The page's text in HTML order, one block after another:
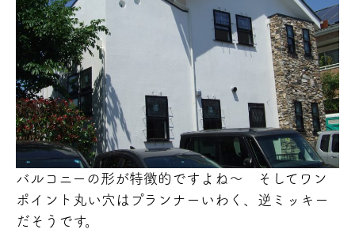
バルコニーの形が特徴的ですよね～ そしてワン
ポイント丸い穴はプランナーいわく、逆ミッキー
だそうです。